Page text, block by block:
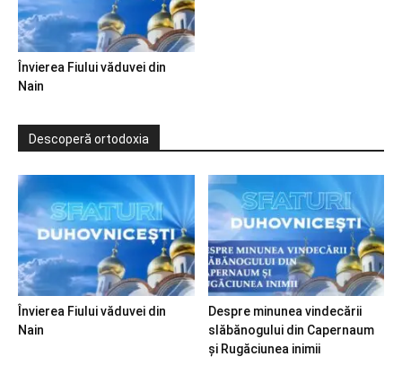
Învierea Fiului văduvei din
Nain
Descoperă ortodoxia
Învierea Fiului văduvei din
Nain
Despre minunea vindecării
slăbănogului din Capernaum
și Rugăciunea inimii